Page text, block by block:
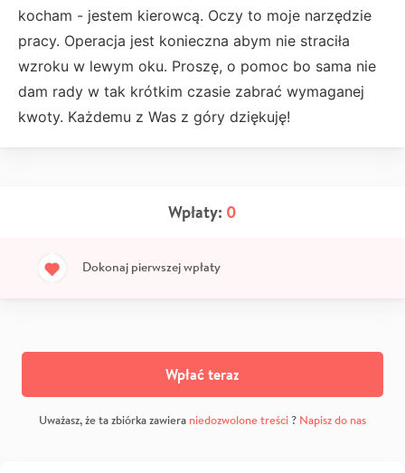
kocham - jestem kierowcą. Oczy to moje narzędzie
pracy. Operacja jest konieczna abym nie straciła
wzroku w lewym oku. Proszę, o pomoc bo sama nie
dam rady w tak krótkim czasie zabrać wymaganej
kwoty. Każdemu z Was z góry dziękuję!
Wpłaty: 0
Dokonaj pierwszej wpłaty
Wpłać teraz
Uważasz, że ta zbiórka zawiera niedozwolone treści? Napisz do nas